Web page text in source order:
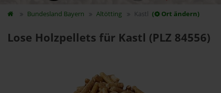
Bundesland Bayern Altötting Kastl ( Ort ändern)
Lose Holzpellets für Kastl (PLZ 84556)